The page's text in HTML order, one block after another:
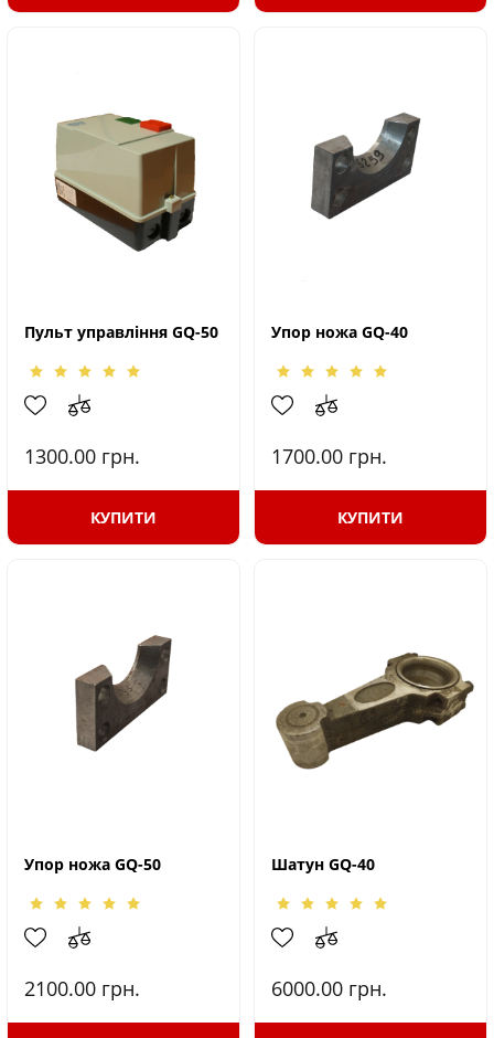
Пульт управління GQ-50
1300.00 грн.
КУПИТИ
Упор ножа GQ-40
1700.00 грн.
КУПИТИ
Упор ножа GQ-50
2100.00 грн.
Шатун GQ-40
6000.00 грн.